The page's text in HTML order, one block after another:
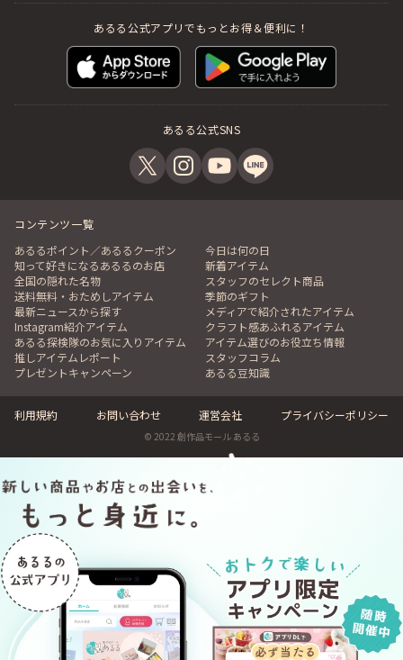
あるる公式アプリでもっとお得＆便利に！
あるる公式SNS
コンテンツ一覧
あるるポイント／あるるクーポン
今日は何の日
知って好きになるあるるのお店
新着アイテム
全国の隠れた名物
スタッフのセレクト商品
送料無料・おためしアイテム
季節のギフト
最新ニュースから探す
メディアで紹介されたアイテム
Instagram紹介アイテム
クラフト感あふれるアイテム
あるる探検隊のお気に入りアイテム
アイテム選びのお役立ち情報
推しアイテムレポート
スタッフコラム
プレゼントキャンペーン
あるる豆知識
利用規約 お問い合わせ 運営会社 プライバシーポリシー
© 2022 創作品モール あるる